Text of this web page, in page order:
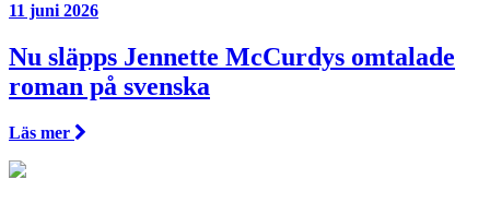
11 juni 2026
Nu släpps Jennette McCurdys omtalade
roman på svenska
Läs mer